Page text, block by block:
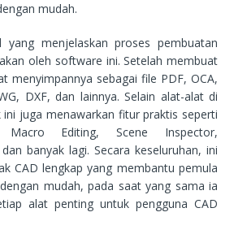
mudah.
yang menjelaskan proses pembuatan
oleh software ini. Setelah membuat
menyimpannya sebagai file PDF, OCA,
DXF, dan lainnya. Selain alat-alat di
juga menawarkan fitur praktis seperti
Macro Editing, Scene Inspector,
banyak lagi. Secara keseluruhan, ini
CAD lengkap yang membantu pemula
mudah, pada saat yang sama ia
alat penting untuk pengguna CAD